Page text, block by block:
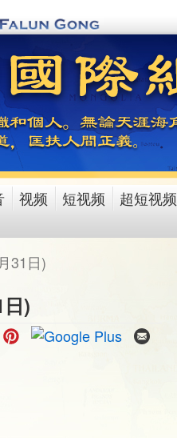
视频 短视频 超短视频
31日)
)